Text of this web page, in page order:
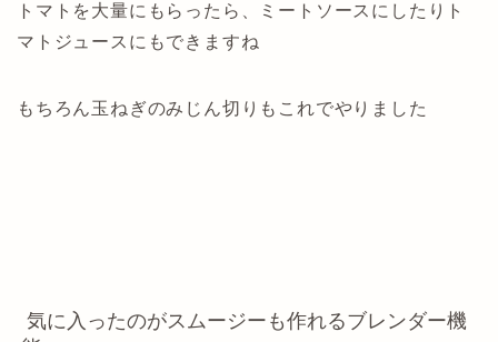
トマトを大量にもらったら、ミートソースにしたりト
マトジュースにもできますね
もちろん玉ねぎのみじん切りもこれでやりました
気に入ったのがスムージーも作れるブレンダー機